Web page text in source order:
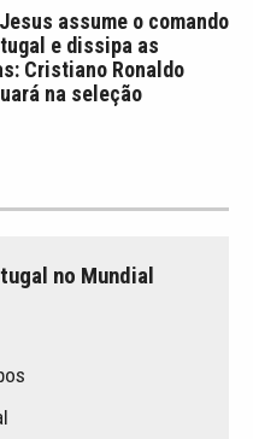
assume o comando
e dissipa as
Cristiano Ronaldo
na seleção
no Mundial